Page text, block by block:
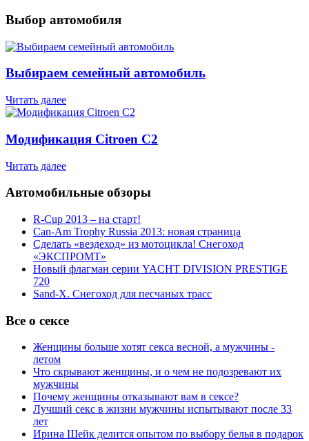
Выбор автомобиля
Выбираем семейный автомобиль
Читать далее
Модификация Citroen С2
Читать далее
Автомобильные обзоры
R-Cup 2013 – на старт!
Can-Am Trophy Russia 2013: новая страница
Сделать «вездеход» из мотоцикла! Снегоход
«ЭКСПРОМТ»
Новый флагман серии YACHT DIVISION PRESTIGE
720
Sand-X. Снегоход для песчаных трасс
Все о сексе
Женщины больше хотят секса весной, а мужчины -
летом
Что скрывают женщины, и о чем не подозревают их
мужчины
Почему женщины отказывают вам в сексе?
Лучший секс в жизни мужчины испытывают после 33
лет
Ирина Шейк делится опытом по выбору белья в подарок